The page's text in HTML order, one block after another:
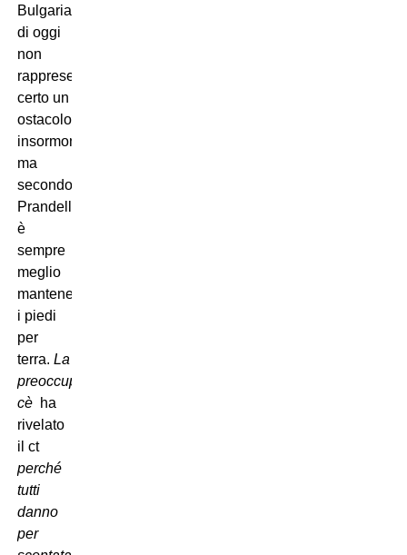
Bulgaria
di oggi
non
rappresenta
certo un
ostacolo
insormontabile,
ma
secondo
Prandelli
è
sempre
meglio
mantenere
i piedi
per
terra. La
preoccupazione
cè ha
rivelato
il ct 
perché
tutti
danno
per